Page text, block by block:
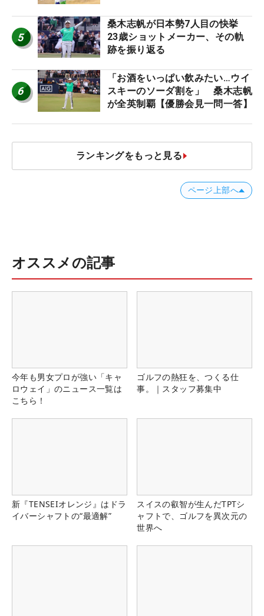
5
桑木志帆が日本勢7人目の快挙
23歳ショットメーカー、その軌
跡を振り返る
6
「お酒をいっぱい飲みたい…ウイ
スキーのソーダ割を」 桑木志帆
が全英制覇【優勝会見一問一答】
ランキングをもっと見る
ページ上部へ
オススメの記事
今年も男女プロが強い「キャ
ロウェイ」のニュース一覧は
こちら！
ゴルフの熱狂を、つくる仕
事。｜スタッフ募集中
新『TENSEIオレンジ』はドラ
イバーシャフトの“最適解”
スイスの叡智が生んだTPTシ
ャフトで、ゴルフを異次元の
世界へ